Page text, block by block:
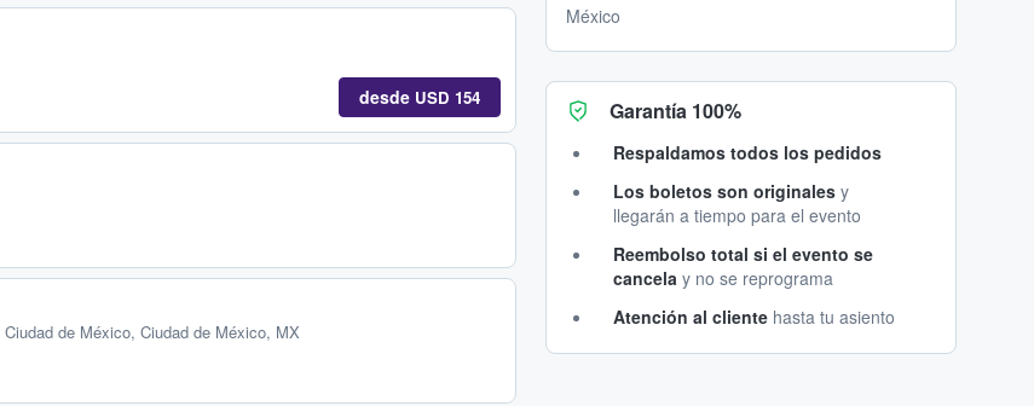
desde USD 154
Ciudad de México, Ciudad de México, MX
México
Garantía 100%
Respaldamos todos los pedidos
Los boletos son originales y
llegarán a tiempo para el evento
Reembolso total si el evento se
cancela y no se reprograma
Atención al cliente hasta tu asiento